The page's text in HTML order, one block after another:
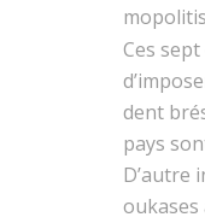
Ces
dent
pays
D’autre
oukas­es